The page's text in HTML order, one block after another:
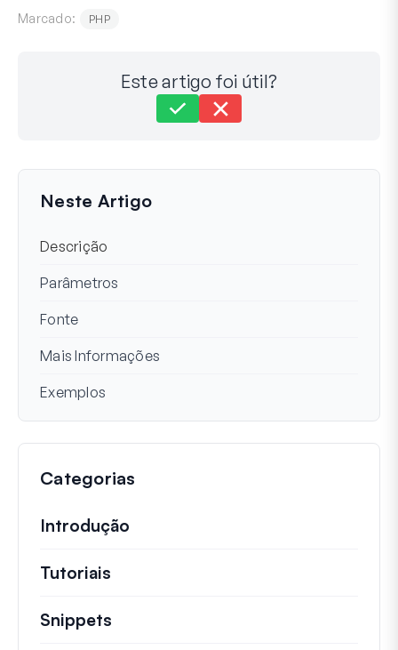
Marcado: PHP
Este artigo foi útil?
Última atualização em 28 de ago. de 2023
Neste Artigo
Descrição
Parâmetros
Fonte
Mais Informações
Exemplos
Categorias
Introdução
Tutoriais
Snippets